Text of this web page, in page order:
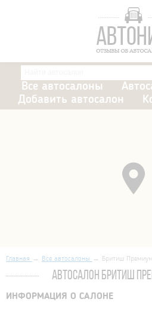
Все автосалоны
Добавить автосалон
Главная Все автосалоны Бритиш Премиум
АВТОСАЛОН БРИТИШ
ИНФОРМАЦИЯ О САЛОНЕ